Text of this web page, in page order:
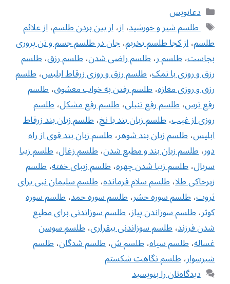
دسته‌ها
دعانویس
برچسب‌ها
‌ طلسم شیر و خورشید،از،از بین بردن طلسم،از علائم
طلسم،از کجا طلسم بخریم،‌جان در طلسم جسم و تن پروری
بجاست،طلسم ر،طلسم راضی شدن،طلسم رزق،طلسم
رزق و روزی با نمک،طلسم رزق و روزی زرقاط ابلیس،طلسم
رزق و روزی مغازه،طلسم رفتن به خواب معشوق،طلسم
رفع ترس،طلسم رفع تنبلی،طلسم رفع مشکل،طلسم
روزی از غیب،طلسم زبان بند با نخ،طلسم زبان بند زرقاط
ابلیس،طلسم زبان بند شوهر،طلسم زبان بند قوی از راه
دور،طلسم زبان بند و مطیع شدن،طلسم زغال،طلسم زیبا
سریال،طلسم زیبا شدن چهره،طلسم زیبای خفته،طلسم
زیرخاکی طلا،طلسم سلام فرمانده،طلسم سلیمان نبی برای
ثروت،طلسم سوره حشر،طلسم سوره حمد،طلسم سوره
کوثر،طلسم سوزاندن پیاز،طلسم سوزاندنی برای مطیع
شدن فرزند،طلسم سوزاندنی بیقراری،طلسم سوسن
غساله،طلسم سیاه،طلسم ش،طلسم شدگان‌،طلسم
شیرسوار،طلسم نگاهت شکستم
دیدگاه‌تان را بنویسید